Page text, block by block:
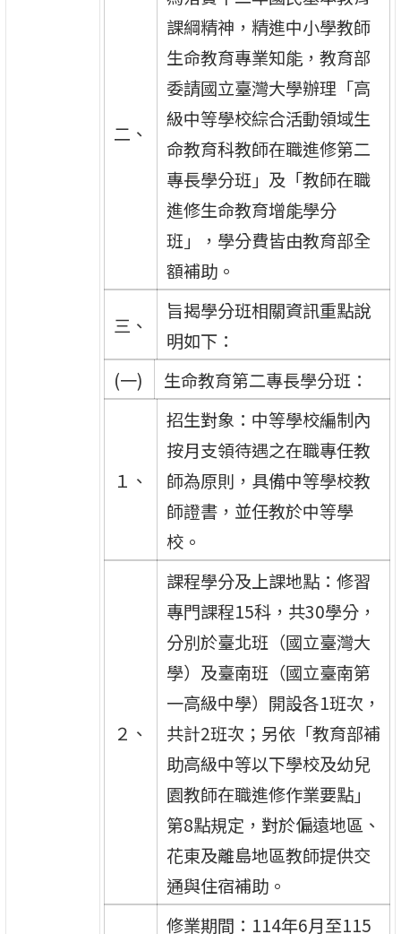
二、
課綱精神，精進中小學教師
生命教育專業知能，教育部
委請國立臺灣大學辦理「高
級中等學校綜合活動領域生
命教育科教師在職進修第二
專長學分班」及「教師在職
進修生命教育增能學分
班」，學分費皆由教育部全
額補助。
三、
旨揭學分班相關資訊重點說
明如下：
(一)
生命教育第二專長學分班：
１、
招生對象：中等學校編制內
按月支領待遇之在職專任教
師為原則，具備中等學校教
師證書，並任教於中等學
校。
２、
課程學分及上課地點：修習
專門課程15科，共30學分，
分別於臺北班（國立臺灣大
學）及臺南班（國立臺南第
一高級中學）開設各1班次，
共計2班次；另依「教育部補
助高級中等以下學校及幼兒
園教師在職進修作業要點」
第8點規定，對於偏遠地區、
花東及離島地區教師提供交
通與住宿補助。
修業期間：114年6月至115